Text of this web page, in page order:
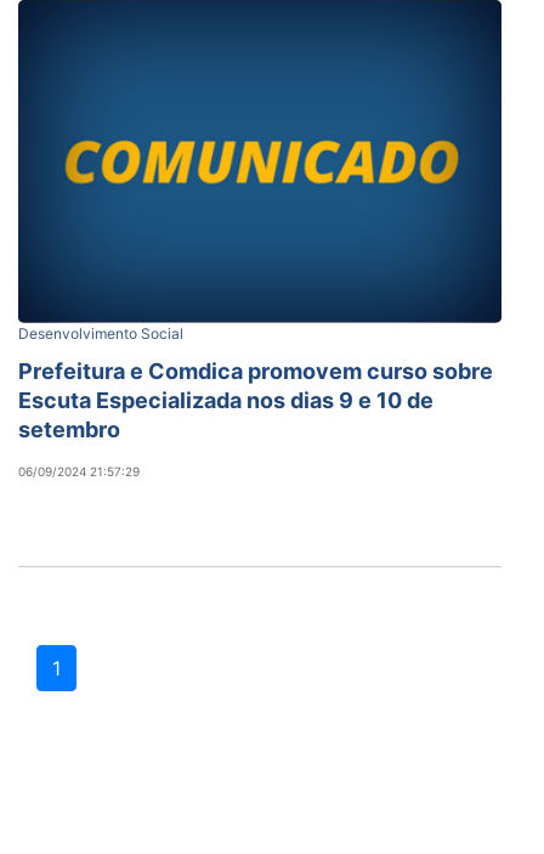
Desenvolvimento Social
Prefeitura e Comdica promovem curso sobre
Escuta Especializada nos dias 9 e 10 de
setembro
06/09/2024 21:57:29
1